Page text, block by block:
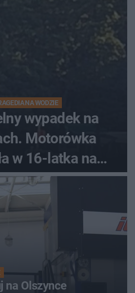
NA WODZIE
wypadek na
Motorówka
w 16-latka na
na Olszynce